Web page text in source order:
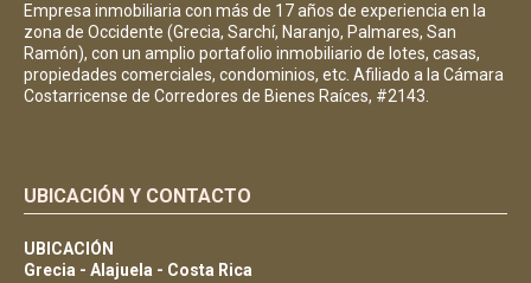
Empresa inmobiliaria con más de 17 años de experiencia en la
zona de Occidente (Grecia, Sarchí, Naranjo, Palmares, San
Ramón), con un amplio portafolio inmobiliario de lotes, casas,
propiedades comerciales, condominios, etc. Afiliado a la Cámara
Costarricense de Corredores de Bienes Raíces, #2143.
UBICACIÓN Y CONTACTO
UBICACIÓN
Grecia - Alajuela - Costa Rica